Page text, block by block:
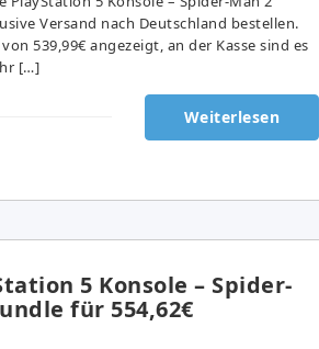
Versand nach Deutschland bestellen.
539,99€ angezeigt, an der Kasse sind es
[…]
Weiterlesen
5 Konsole – Spider-
für 554,62€